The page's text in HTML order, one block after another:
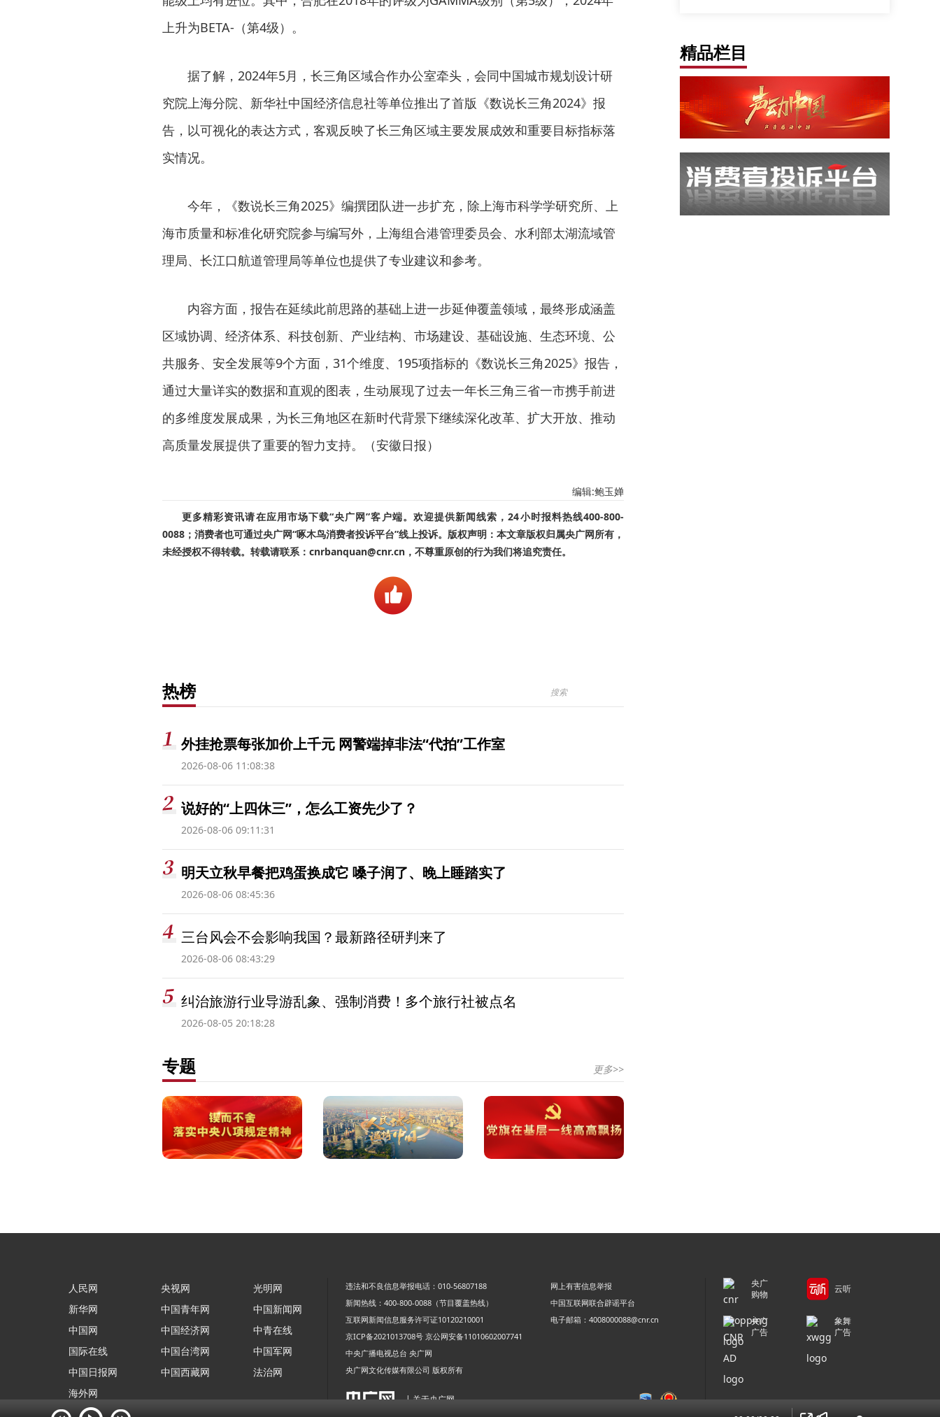
上升为BETA-（第4级）。
据了解，2024年5月，长三角区域合作办公室牵头，会同中国城市规划设计研
究院上海分院、新华社中国经济信息社等单位推出了首版《数说长三角2024》报
告，以可视化的表达方式，客观反映了长三角区域主要发展成效和重要目标指标落
实情况。
今年，《数说长三角2025》编撰团队进一步扩充，除上海市科学学研究所、上
海市质量和标准化研究院参与编写外，上海组合港管理委员会、水利部太湖流域管
理局、长江口航道管理局等单位也提供了专业建议和参考。
内容方面，报告在延续此前思路的基础上进一步延伸覆盖领域，最终形成涵盖
区域协调、经济体系、科技创新、产业结构、市场建设、基础设施、生态环境、公
共服务、安全发展等9个方面，31个维度、195项指标的《数说长三角2025》报告，
通过大量详实的数据和直观的图表，生动展现了过去一年长三角三省一市携手前进
的多维度发展成果，为长三角地区在新时代背景下继续深化改革、扩大开放、推动
高质量发展提供了重要的智力支持。（安徽日报）
编辑:鲍玉婵
更多精彩资讯请在应用市场下载“央广网”客户端。欢迎提供新闻线索，24小时报料热线400-800-
0088；消费者也可通过央广网“啄木鸟消费者投诉平台”线上投诉。版权声明：本文章版权归属央广网所有，
未经授权不得转载。转载请联系：cnrbanquan@cnr.cn，不尊重原创的行为我们将追究责任。
热榜
外挂抢票每张加价上千元 网警端掉非法“代拍”工作室
2026-08-06 11:08:38
说好的“上四休三”，怎么工资先少了？
2026-08-06 09:11:31
明天立秋早餐把鸡蛋换成它 嗓子润了、晚上睡踏实了
2026-08-06 08:45:36
三台风会不会影响我国？最新路径研判来了
2026-08-06 08:43:29
纠治旅游行业导游乱象、强制消费！多个旅行社被点名
2026-08-05 20:18:28
专题 更多>>
精品栏目
人民网
新华网
中国网
国际在线
中国日报网
海外网
央视网
中国青年网
中国经济网
中国台湾网
中国西藏网
光明网
中国新闻网
中青在线
中国军网
法治网
违法和不良信息举报电话：010-56807188
网上有害信息举报
新闻热线：400-800-0088（节目覆盖热线）
中国互联网联合辟谣平台
互联网新闻信息服务许可证10120210001
电子邮箱：4008000088@cnr.cn
京ICP备2021013708号 京公网安备11010602007741
中央广播电视总台 央广网
央广网文化传媒有限公司 版权所有
| 关于央广网
央广
购物
云听
央广
广告
象舞
广告